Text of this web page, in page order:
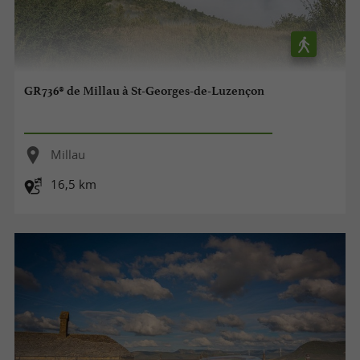
GR736® de Millau à St-Georges-de-Luzençon
Millau
16,5 km